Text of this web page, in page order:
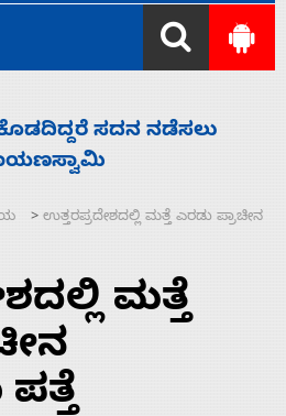
ಹಣಬಲ ಮತ್ತು
ವಿಜಯೇಂದ್ರ
> ಉತ್ತರಪ್ರದೇಶದಲ್ಲಿ ಮತ್ತೆ ಎರಡು ಪ್ರಾಚೀನ
ಮತ್ತೆ